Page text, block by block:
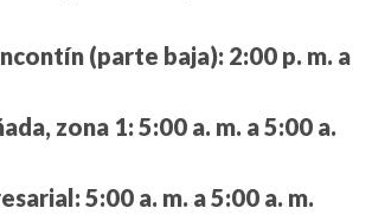
(parte baja): 2:00 p. m. a
zona 1: 5:00 a. m. a 5:00 a.
5:00 a. m. a 5:00 a. m.